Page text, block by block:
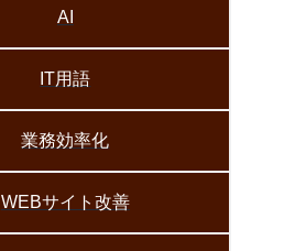
AI
IT用語
業務効率化
WEBサイト改善